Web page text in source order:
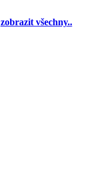
zobrazit všechny..